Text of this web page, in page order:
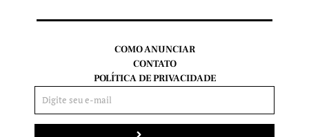
COMO ANUNCIAR
CONTATO
POLÍTICA DE PRIVACIDADE